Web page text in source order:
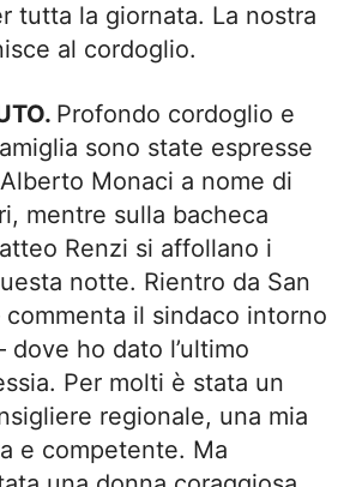
tutta la giornata. La nostra
al cordoglio.
Profondo cordoglio e
sono state espresse
Monaci a nome di
mentre sulla bacheca
Renzi si affollano i
notte. Rientro da San
commenta il sindaco intorno
dove ho dato l’ultimo
Per molti è stata un
regionale, una mia
e competente. Ma